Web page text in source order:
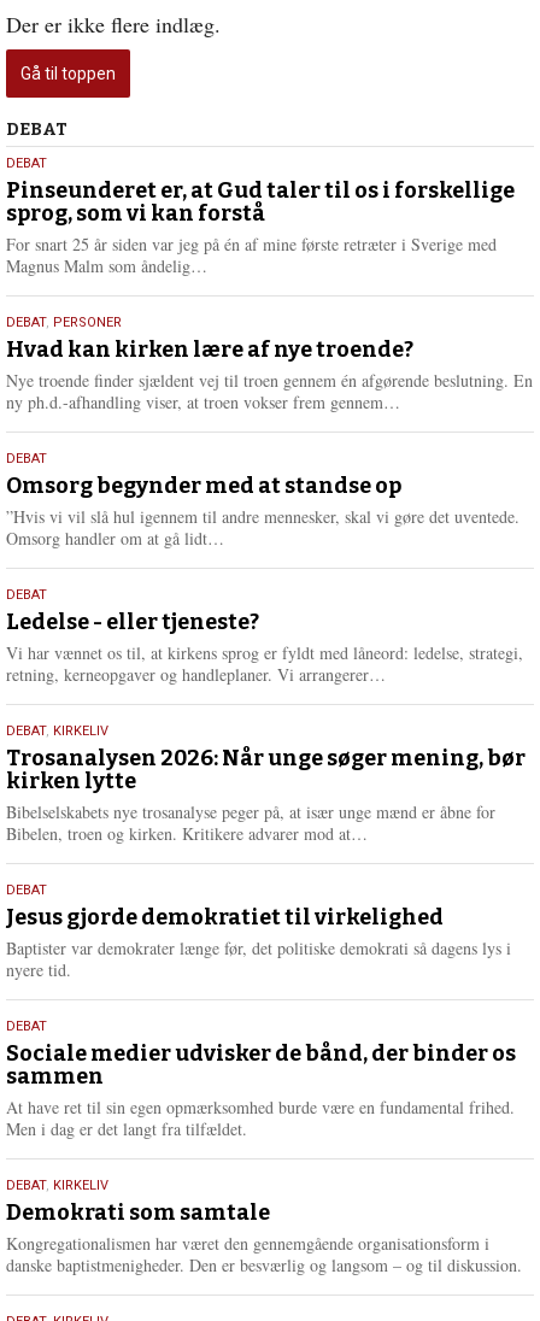
Der er ikke flere indlæg.
Gå til toppen
Debat
DEBAT
5.
august
2026
DEBAT
Pinseunderet er, at Gud taler til os i forskellige
sprog, som vi kan forstå
For snart 25 år siden var jeg på én af mine første retræter i Sverige med
Magnus Malm som åndelig…
e
e
25.
juli
2026
DEBAT, PERSONER
Hvad kan kirken lære af nye troende?
Nye troende finder sjældent vej til troen gennem én afgørende beslutning. En
ny ph.d.-afhandling viser, at troen vokser frem gennem…
e
e
9.
juli
2026
DEBAT
Omsorg begynder med at standse op
”Hvis vi vil slå hul igennem til andre mennesker, skal vi gøre det uventede.
Omsorg handler om at gå lidt…
e
e
10.
juni
2026
DEBAT
Ledelse - eller tjeneste?
Vi har vænnet os til, at kirkens sprog er fyldt med låneord: ledelse, strategi,
retning, kerneopgaver og handleplaner. Vi arrangerer…
e
2.
juni
2026
DEBAT, KIRKELIV
Trosanalysen 2026: Når unge søger mening, bør
kirken lytte
Bibelselskabets nye trosanalyse peger på, at især unge mænd er åbne for
Bibelen, troen og kirken. Kritikere advarer mod at…
e
e
18.
maj
2026
DEBAT
Jesus gjorde demokratiet til virkelighed
Baptister var demokrater længe før, det politiske demokrati så dagens lys i
nyere tid.
18.
maj
2026
DEBAT
Sociale medier udvisker de bånd, der binder os
sammen
At have ret til sin egen opmærksomhed burde være en fundamental frihed.
Men i dag er det langt fra tilfældet.
18.
maj
2026
DEBAT, KIRKELIV
Demokrati som samtale
Kongregationalismen har været den gennemgående organisationsform i
danske baptistmenigheder. Den er besværlig og langsom – og til diskussion.